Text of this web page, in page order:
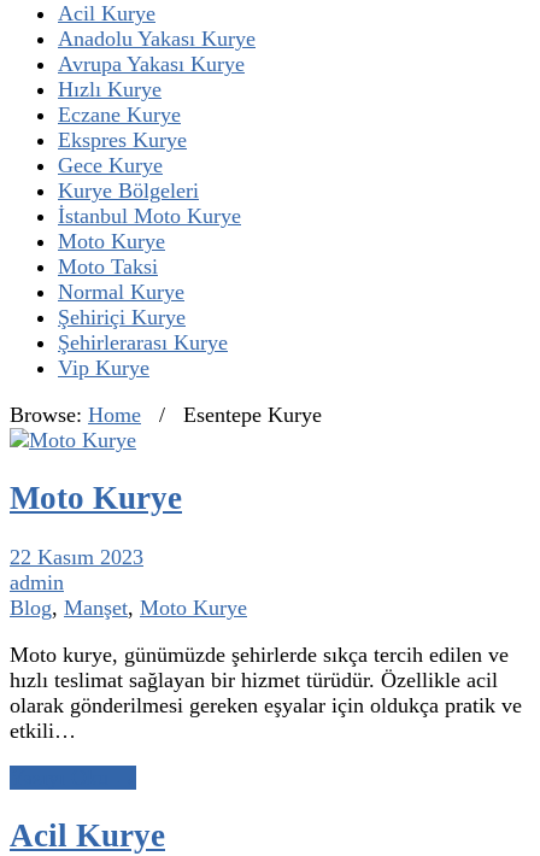
Acil Kurye
Anadolu Yakası Kurye
Avrupa Yakası Kurye
Hızlı Kurye
Eczane Kurye
Ekspres Kurye
Gece Kurye
Kurye Bölgeleri
İstanbul Moto Kurye
Moto Kurye
Moto Taksi
Normal Kurye
Şehiriçi Kurye
Şehirlerarası Kurye
Vip Kurye
Browse: Home / Esentepe Kurye
Moto Kurye
22 Kasım 2023
admin
Blog, Manşet, Moto Kurye
Moto kurye, günümüzde şehirlerde sıkça tercih edilen ve
hızlı teslimat sağlayan bir hizmet türüdür. Özellikle acil
olarak gönderilmesi gereken eşyalar için oldukça pratik ve
etkili…
Acil Kurye